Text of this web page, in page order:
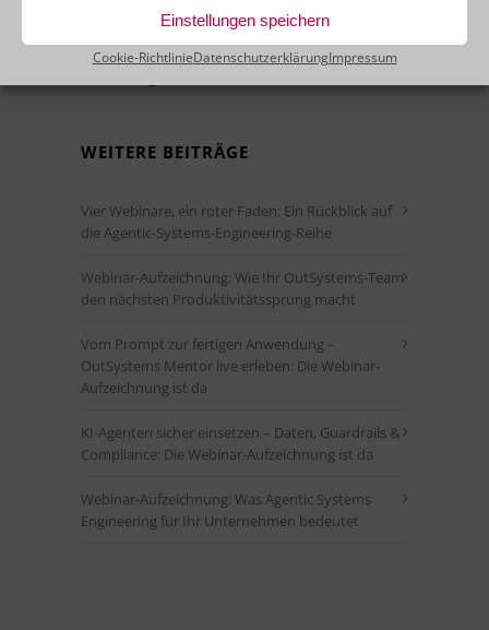
Einstellungen speichern
Cookie-RichtlinieDatenschutzerklärungImpressum
Möchten Sie unseren agentbase Newsletter
erhalten? Dann melden Sie sich noch heute mit
Ihren Schwerpunktthemen an:zur Newsletter-
WEITERE BEITRÄGE
Vier Webinare, ein roter Faden: Ein Rückblick auf
die Agentic-Systems-Engineering-Reihe
Webinar-Aufzeichnung: Wie Ihr OutSystems-Team
den nächsten Produktivitätssprung macht
Vom Prompt zur fertigen Anwendung –
OutSystems Mentor live erleben: Die Webinar-
Aufzeichnung ist da
KI-Agenten sicher einsetzen – Daten, Guardrails &
Compliance: Die Webinar-Aufzeichnung ist da
Webinar-Aufzeichnung: Was Agentic Systems
Engineering für Ihr Unternehmen bedeutet